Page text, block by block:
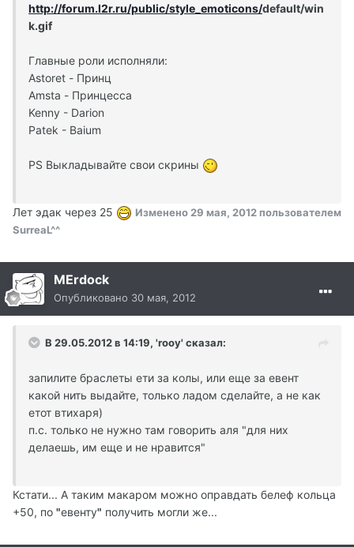
http://forum.l2r.ru/public/style_emoticons/default/win
k.gif
Главные роли исполняли:
Astoret - Принц
Amsta - Принцесса
Kenny - Darion
Patek - Baium
PS Выкладывайте свои скрины
Лет эдак через 25 Изменено 29 мая, 2012пользователем
SurreaL^^
MErdock
Опубликовано 30 мая, 2012
В 29.05.2012 в 14:19, 'rooy' сказал:
запилите браслеты ети за колы, или еще за евент
какой нить выдайте, только ладом сделайте, а не как
етот втихаря)
п.с. только не нужно там говорить аля "для них
делаешь, им еще и не нравится"
Кстати... А таким макаром можно оправдать белеф кольца
+50, по "евенту" получить могли же...